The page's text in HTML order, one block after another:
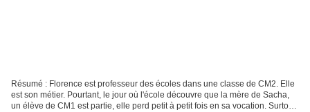
Résumé : Florence est professeur des écoles dans une classe de CM2. Elle
est son métier. Pourtant, le jour où l'école découvre que la mère de Sacha,
un élève de CM1 est partie, elle perd petit à petit fois en sa vocation. Surtout